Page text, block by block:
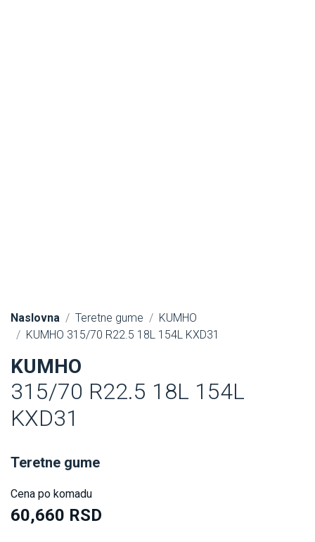
Naslovna Teretne gume
KUMHO
KUMHO 315/70 R22.5 18L 154L KXD31
KUMHO
315/70 R22.5 18L 154L
KXD31
Teretne gume
Cena po komadu
60,660 RSD